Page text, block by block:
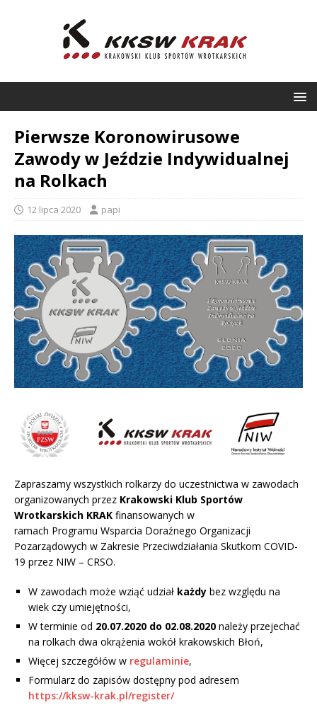
Pierwsze Koronowirusowe
Zawody w Jeździe Indywidualnej
na Rolkach
12 lipca 2020 papi
Zapraszamy wszystkich rolkarzy do uczestnictwa w zawodach
organizowanych przez Krakowski Klub Sportów
Wrotkarskich KRAK finansowanych w
ramach Programu Wsparcia Doraźnego Organizacji
Pozarządowych w Zakresie Przeciwdziałania Skutkom COVID-
19 przez NIW – CRSO.
W zawodach może wziąć udział każdy bez względu na
wiek czy umiejętności,
W terminie od 20.07.2020 do 02.08.2020 należy przejechać
na rolkach dwa okrążenia wokół krakowskich Błoń,
Więcej szczegółów w regulaminie,
Formularz do zapisów dostępny pod adresem
https://kksw-krak.pl/register/